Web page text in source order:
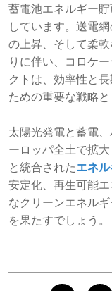
蓄電池エネルギー
しています。送電
の上昇、そして柔
りに伴い、コロケ
クトは、効率性と
ための重要な戦略と
太陽光発電と蓄電
ーロッパ全土で拡
と統合されたエネ
安定化、再生可能
なクリーンエネル
を果たすでしょう。